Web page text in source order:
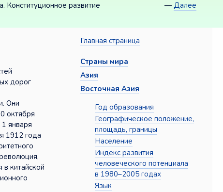
Конституционное развитие — Далее
дорог
Они
октября
января
1912 года
китайской
Главная страница
Страны мира
Азия
Восточная Азия
Год образования
Географическое положение,
площадь, границы
Население
Индекс развития
человеческого потенциала
в 1980–2005 годах
Язык